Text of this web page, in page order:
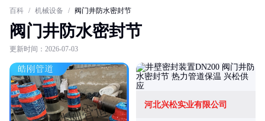
百科 / 机械设备 / 阀门井防水密封节
阀门井防水密封节
更新时间：2026-07-03
河北兴松实业有限公司